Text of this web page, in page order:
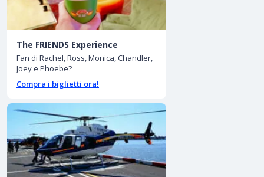
The FRIENDS Experience
Fan di Rachel, Ross, Monica, Chandler,
Joey e Phoebe?
Compra i biglietti ora!